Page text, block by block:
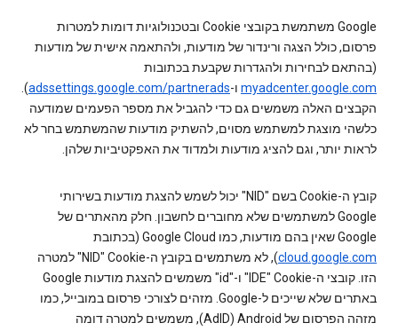
‫Google משתמשת בקובצי Cookie ובטכנולוגיות דומות למטרות
פרסום, כולל הצגה ורינדור של מודעות, ולהתאמה אישית של מודעות
(בהתאם לבחירות ולהגדרות שקבעת בכתובות
myadcenter.google.com ו-adssettings.google.com/partnerads
).
הקבצים האלה משמשים גם כדי להגביל את מספר הפעמים שמודעה
כלשהי מוצגת למשתמש מסוים, להשתיק מודעות שהמשתמש בחר לא
לראות יותר, וגם להציג מודעות ולמדוד את האפקטיביות שלהן.
קובץ ה-Cookie‏ בשם "NID" יכול לשמש להצגת מודעות בשירותי
Google למשתמשים שלא מחוברים לחשבון. חלק מהאתרים של
Google שאין בהם מודעות, כמו Google Cloud (בכתובת
cloud.google.com
), לא משתמשים בקובץ ה-Cookie‏ "NID" למטרה
הזו. קובצי ה-Cookie‏ "IDE" ו-"id" משמשים להצגת מודעות Google
באתרים שלא שייכים ל-Google. מזהים לצורכי פרסום במובייל, כמו
מזהה הפרסום של Android‏ (AdID), משמשים למטרה דומה